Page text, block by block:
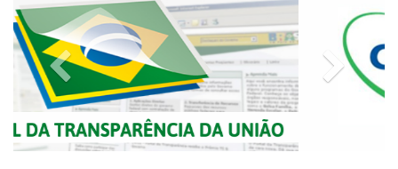
Previous Next